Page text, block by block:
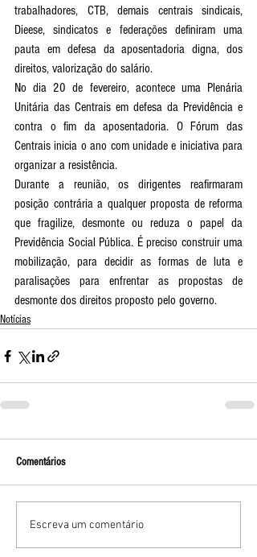
trabalhadores, CTB, demais centrais sindicais,
Dieese, sindicatos e federações definiram uma
pauta em defesa da aposentadoria digna, dos
direitos, valorização do salário.
No dia 20 de fevereiro, acontece uma Plenária
Unitária das Centrais em defesa da Previdência e
contra o fim da aposentadoria. O Fórum das
Centrais inicia o ano com unidade e iniciativa para
organizar a resistência.
Durante a reunião, os dirigentes reafirmaram
posição contrária a qualquer proposta de reforma
que fragilize, desmonte ou reduza o papel da
Previdência Social Pública. É preciso construir uma
mobilização, para decidir as formas de luta e
paralisações para enfrentar as propostas de
desmonte dos direitos proposto pelo governo.
Notícias
Comentários
Escreva um comentário